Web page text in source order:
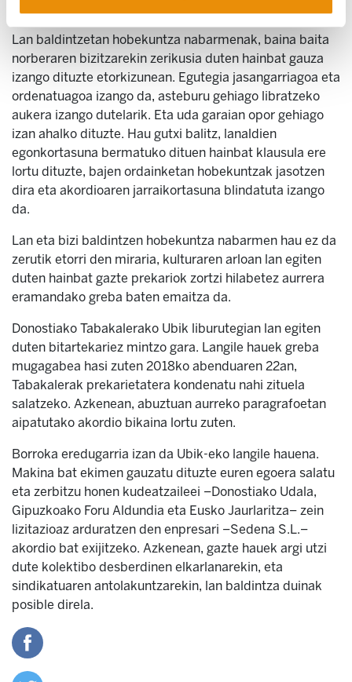
Lan baldintzetan hobekuntza nabarmenak, baina baita
norberaren bizitzarekin zerikusia duten hainbat gauza
izango dituzte etorkizunean. Egutegia jasangarriagoa eta
ordenatuagoa izango da, asteburu gehiago libratzeko
aukera izango dutelarik. Eta uda garaian opor gehiago
izan ahalko dituzte. Hau gutxi balitz, lanaldien
egonkortasuna bermatuko dituen hainbat klausula ere
lortu dituzte, bajen ordainketan hobekuntzak jasotzen
dira eta akordioaren jarraikortasuna blindatuta izango
da.
Lan eta bizi baldintzen hobekuntza nabarmen hau ez da
zerutik etorri den miraria, kulturaren arloan lan egiten
duten hainbat gazte prekariok zortzi hilabetez aurrera
eramandako greba baten emaitza da.
Donostiako Tabakalerako Ubik liburutegian lan egiten
duten bitartekariez mintzo gara. Langile hauek greba
mugagabea hasi zuten 2018ko abenduaren 22an,
Tabakalerak prekarietatera kondenatu nahi zituela
salatzeko. Azkenean, abuztuan aurreko paragrafoetan
aipatutako akordio bikaina lortu zuten.
Borroka eredugarria izan da Ubik-eko langile hauena.
Makina bat ekimen gauzatu dituzte euren egoera salatu
eta zerbitzu honen kudeatzaileei –Donostiako Udala,
Gipuzkoako Foru Aldundia eta Eusko Jaurlaritza– zein
lizitazioaz arduratzen den enpresari –Sedena S.L.–
akordio bat exijitzeko. Azkenean, gazte hauek argi utzi
dute kolektibo desberdinen elkarlanarekin, eta
sindikatuaren antolakuntzarekin, lan baldintza duinak
posible direla.